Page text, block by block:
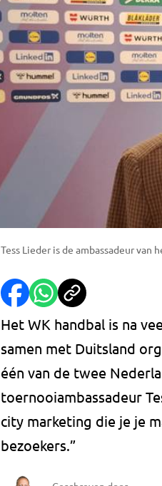
Tess Lieder is de ambassadeur van
Het WK handbal is na
samen met Duitsland
één van de twee
toernooiambassadeur
city marketing die je je
bezoekers.”